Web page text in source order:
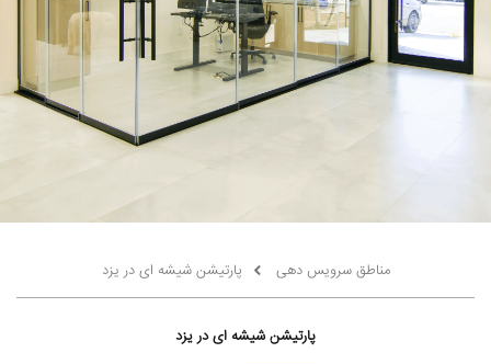
مناطق سرویس دهی پارتیشن شیشه ای در یزد
پارتیشن شیشه ای در یزد